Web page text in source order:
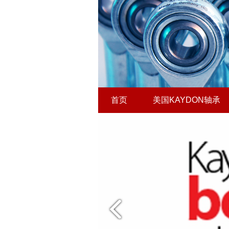
首页 美国KAYDON轴承